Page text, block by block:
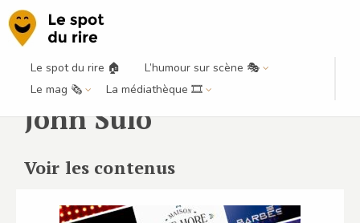
Le spot du rire 🏠
L’humour sur scène 🎭
Le mag 🗞️
La médiathèque 🎞️
John Sulo
Voir les contenus